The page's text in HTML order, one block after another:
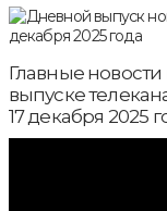
Главные
выпуске
17 декабря 2025